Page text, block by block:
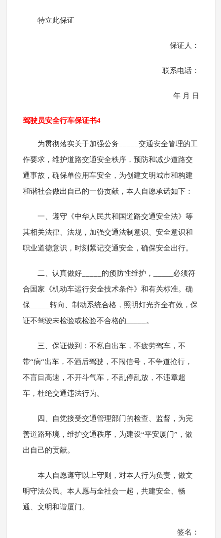
特立此保证
保证人：
联系电话：
年 月 日
驾驶员安全行车保证书4
为贯彻落实关于加强公务_____交通安全管理的工
作要求，维护道路交通安全秩序，预防和减少道路交
通事故，确保单位用车安全，为创建文明城市和构建
和谐社会做出自己的一份贡献，本人自愿承诺如下：
一、遵守《中华人民共和国道路交通安全法》等
其相关法律、法规，加强交通法制意识、安全意识和
职业道德意识，时刻紧记交通安全，确保安全出行。
二、认真做好_____的预防性维护，_____必须符
合国家《机动车运行安全技术条件》和有关标准。确
保_____转向、制动系统合格，照明灯光齐全有效，保
证不驾驶未检验或检验不合格的_____。
三、保证做到：不私自出车，不疲劳驾车，不
带“病“出车，不酒后驾驶，不闯信号，不争道抢行，
不盲目高速，不开斗气车，不乱停乱放，不违章超
车，杜绝交通违法行为。
四、自觉接受交通管理部门的检查、监督，为完
善道路环境，维护交通秩序，为建设“平安厦门”，做
出自己的贡献。
本人自愿遵守以上守则，对本人行为负责，做文
明守法公民。本人愿与全社会一起，共建安全、畅
通、文明和谐厦门。
签名：